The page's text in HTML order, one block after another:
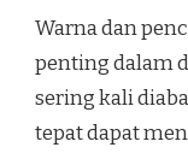
Warna dan
penting dalam
sering kali
tepat dapat